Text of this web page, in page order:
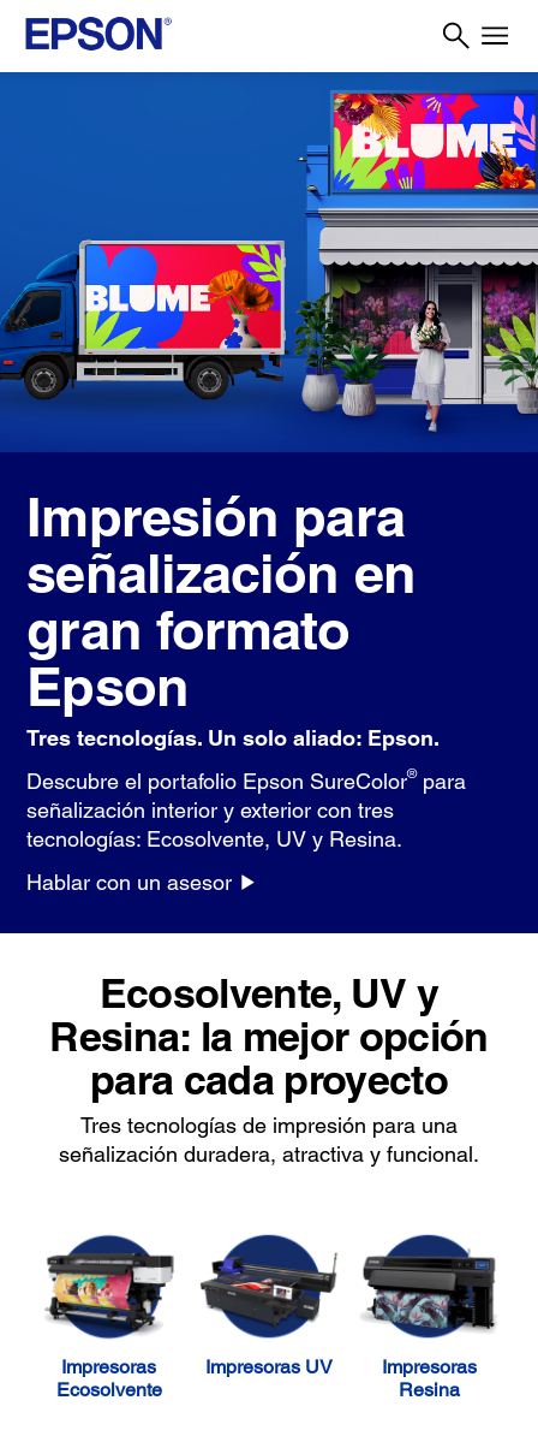
Impresión para
señalización en
gran formato
Epson
Tres tecnologías. Un solo aliado: Epson.
Descubre el portafolio Epson SureColor®para
señalización interior y exterior con tres
tecnologías: Ecosolvente, UV y Resina.
Hablar con un asesor
Ecosolvente, UV y
Resina: la mejor opción
para cada proyecto
Tres tecnologías de impresión para una
señalización duradera, atractiva y funcional.
Impresoras
Ecosolvente
Impresoras UV
Impresoras
Resina